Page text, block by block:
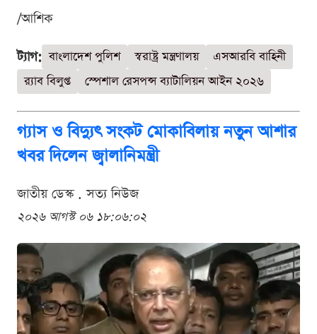
/আশিক
ট্যাগ: বাংলাদেশ পুলিশ স্বরাষ্ট্র মন্ত্রণালয়
এসআরবি বাহিনী
র‍্যাব বিলুপ্ত
স্পেশাল রেসপন্স ব্যাটালিয়ন আইন ২০২৬
গ্যাস ও বিদ্যুৎ সংকট মোকাবিলায় নতুন আশার
খবর দিলেন জ্বালানিমন্ত্রী
জাতীয় ডেস্ক . সত্য নিউজ
২০২৬ আগস্ট ০৬ ১৮:০৬:০২